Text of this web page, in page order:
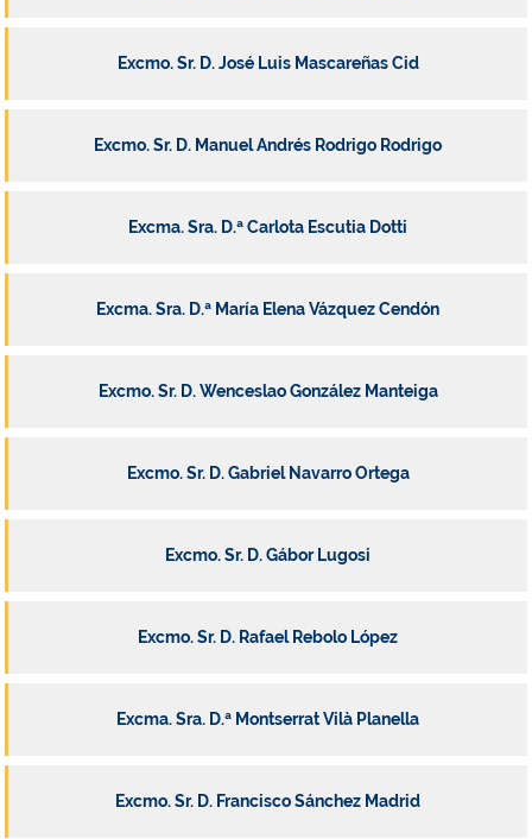
Excmo. Sr. D. José Luis Mascareñas Cid
Excmo. Sr. D. Manuel Andrés Rodrigo Rodrigo
Excma. Sra. D.ª Carlota Escutia Dotti
Excma. Sra. D.ª María Elena Vázquez Cendón
Excmo. Sr. D. Wenceslao González Manteiga
Excmo. Sr. D. Gabriel Navarro Ortega
Excmo. Sr. D. Gábor Lugosi
Excmo. Sr. D. Rafael Rebolo López
Excma. Sra. D.ª Montserrat Vilà Planella
Excmo. Sr. D. Francisco Sánchez Madrid